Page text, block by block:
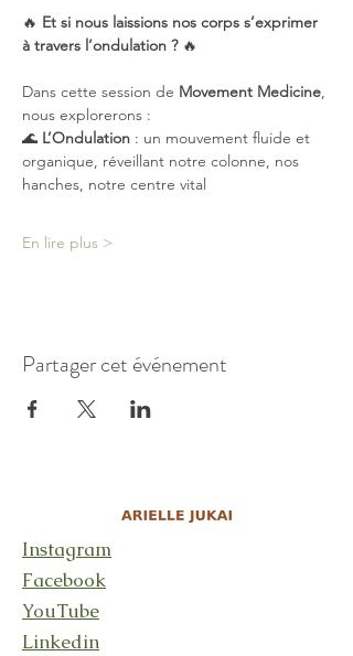
🔥 Et si nous laissions nos corps s’exprimer
à travers l’ondulation ? 🔥
Dans cette session de Movement Medicine,
nous explorerons :
🌊 L’Ondulation : un mouvement fluide et
organique, réveillant notre colonne, nos
hanches, notre centre vital
En lire plus >
Partager cet événement
Instagram
Facebook
YouTube
Linkedin